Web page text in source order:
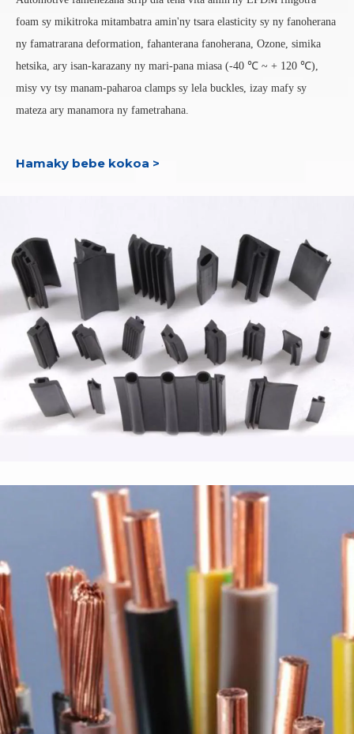
foam sy mikitroka mitambatra amin'ny tsara elasticity sy ny fanoherana
ny famatrarana deformation, fahanterana fanoherana, Ozone, simika
hetsika, ary isan-karazany ny mari-pana miasa (-40 ℃ ~ + 120 ℃),
misy vy tsy manam-paharoa clamps sy lela buckles, izay mafy sy
mateza ary manamora ny fametrahana.
Hamaky bebe kokoa >